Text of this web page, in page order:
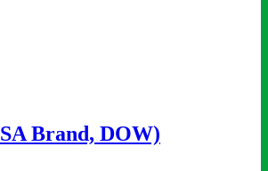
Brand, DOW)